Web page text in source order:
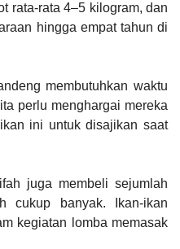
rata-rata 4–5 kilogram, dan
hingga empat tahun di
membutuhkan waktu
perlu menghargai mereka
ini untuk disajikan saat
juga membeli sejumlah
cukup banyak. Ikan-ikan
kegiatan lomba memasak